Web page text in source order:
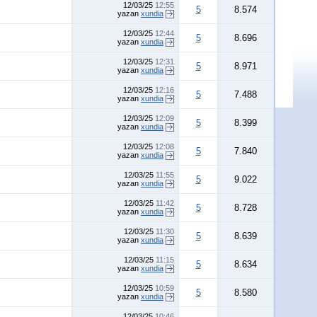
12/03/25 12:55
yazan xundia 5 8.574
12/03/25 12:44
yazan xundia 5 8.696
12/03/25 12:31
yazan xundia 5 8.971
12/03/25 12:16
yazan xundia 5 7.488
12/03/25 12:09
yazan xundia 5 8.399
12/03/25 12:08
yazan xundia 5 7.840
12/03/25 11:55
yazan xundia 5 9.022
12/03/25 11:42
yazan xundia 5 8.728
12/03/25 11:30
yazan xundia 5 8.639
12/03/25 11:15
yazan xundia 5 8.634
12/03/25 10:59
yazan xundia 5 8.580